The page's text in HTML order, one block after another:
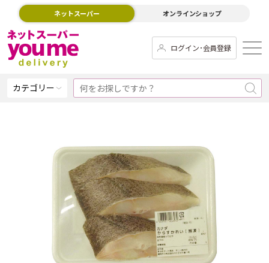
ネットスーパー オンラインショップ
ログイン･会員登録
カテゴリー